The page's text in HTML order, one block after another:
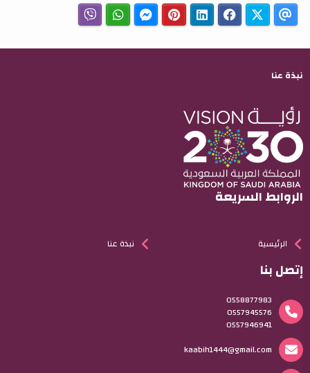
نبذة عنا
الروابط السريعة
الرئيسية نبذة عنا
إتصل بنا
0558877983
0557945576
0557946941
kaabih1444@gmail.com